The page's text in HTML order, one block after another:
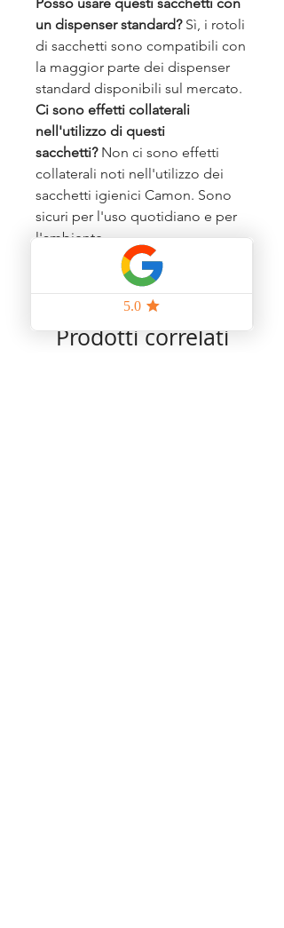
un dispenser standard?Sì, i rotoli
di sacchetti sono compatibili con
la maggior parte dei dispenser
standard disponibili sul mercato.
Ci sono effetti collaterali
nell'utilizzo di questi
sacchetti?Non ci sono effetti
collaterali noti nell'utilizzo dei
sacchetti igienici Camon. Sono
sicuri per l'uso quotidiano e per
l'ambiente.
Prodotti correlati